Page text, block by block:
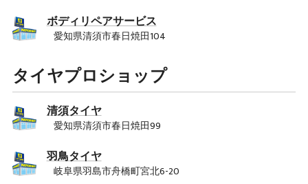
ボディリペアサービス
愛知県清須市春日焼田104
タイヤプロショップ
清須タイヤ
愛知県清須市春日焼田99
羽鳥タイヤ
岐阜県羽島市舟橋町宮北6-20